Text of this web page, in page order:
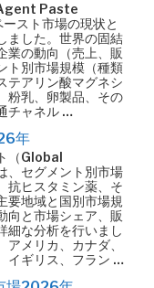
Paste
スト市場の現状と
ました。世界の固結
業の動向（売上、販
ト別市場規模（種類
テアリン酸マグネシ
粉乳、卵製品、その
チャネル …
年
（Global
セグメント別市場
抗ヒスタミン薬、そ
要地域と国別市場規
向と市場シェア、販
細な分析を行いまし
メリカ、カナダ、
イギリス、フラン …